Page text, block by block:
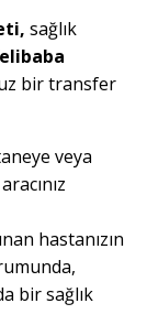
sağlık
bir transfer
veya
hastanızın
bir sağlık